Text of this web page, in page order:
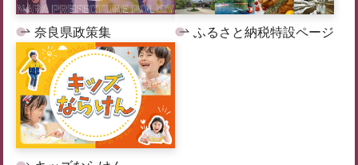
奈良県政策集 ふるさと納税特設ページ